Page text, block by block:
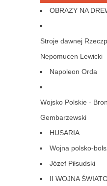
OBRAZY NA
Stroje dawnej
Nepomucen Lewicki
Napoleon Orda
Wojsko Polskie -
Gembarzewski
HUSARIA
Wojna polsko-
Józef Piłsudski
II WOJNA